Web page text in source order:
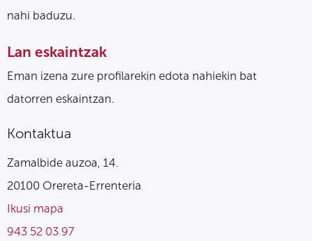
nahi baduzu.
Lan eskaintzak
Eman izena zure profilarekin edota nahiekin bat
datorren eskaintzan.
Kontaktua
Zamalbide auzoa, 14.
20100 Orereta-Errenteria
Ikusi mapa
943 52 03 97